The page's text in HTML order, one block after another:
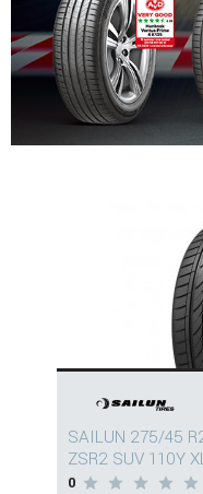
SAILUN 275/45
ZSR2 SUV 110Y
0